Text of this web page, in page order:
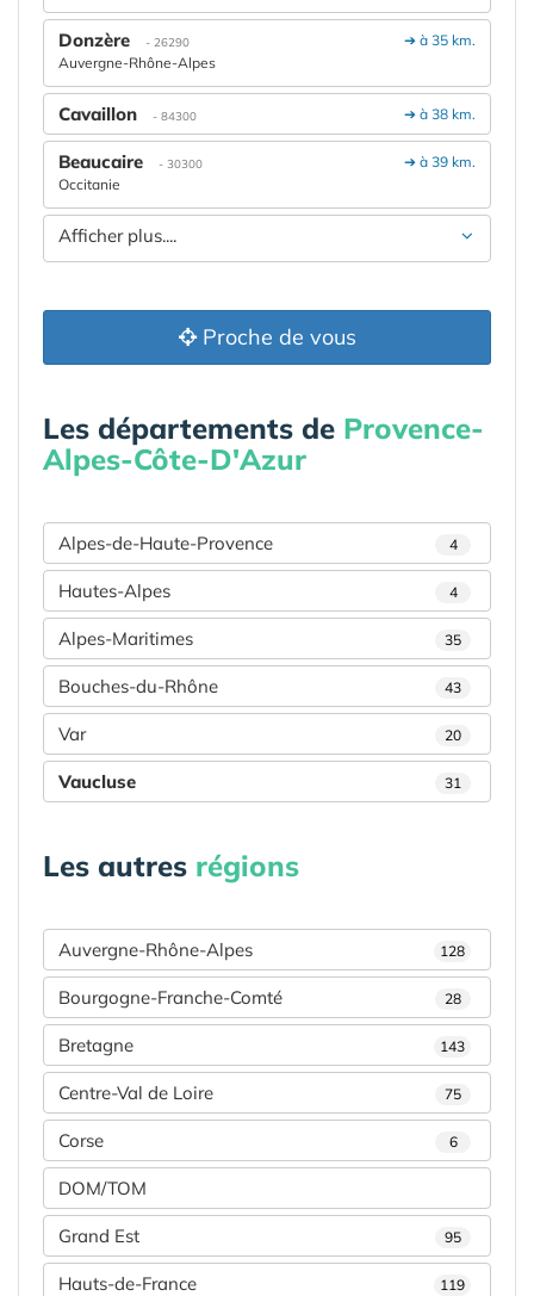
➔ à 35 km.
Donzère - 26290
Auvergne-Rhône-Alpes
➔ à 38 km.
Cavaillon - 84300
➔ à 39 km.
Beaucaire - 30300
Occitanie
Afficher plus....
Proche de vous
Les départements de Provence-
Alpes-Côte-D'Azur
Alpes-de-Haute-Provence 4
Hautes-Alpes 4
Alpes-Maritimes 35
Bouches-du-Rhône 43
Var 20
Vaucluse 31
Les autres régions
Auvergne-Rhône-Alpes 128
Bourgogne-Franche-Comté 28
Bretagne 143
Centre-Val de Loire 75
Corse 6
DOM/TOM
Grand Est 95
Hauts-de-France 119